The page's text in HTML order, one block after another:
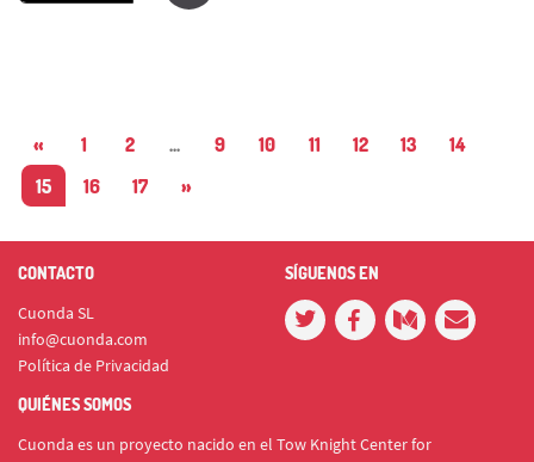
« 1 2 ... 9 10 11 12 13
14
15
16 17 »
CONTACTO
Cuonda SL
info@cuonda.com
Política de Privacidad
SÍGUENOS EN
QUIÉNES SOMOS
Cuonda es un proyecto nacido en el Tow Knight Center for